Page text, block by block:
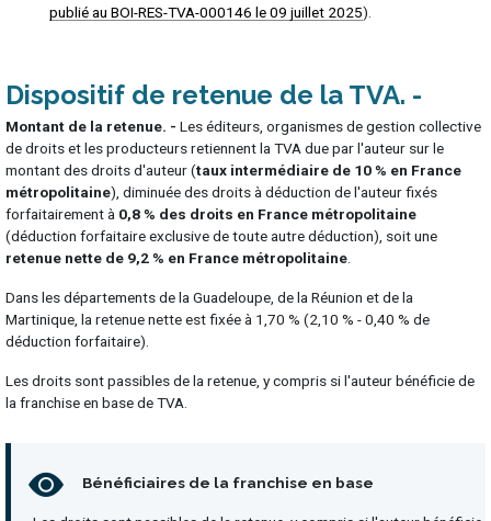
publié au BOI-RES-TVA-000146 le 09 juillet 2025).
Dispositif de retenue de la TVA
Montant de la retenue. - Les éditeurs, organismes de gestion collective
de droits et les producteurs retiennent la TVA due par l'auteur sur le
montant des droits d'auteur (taux intermédiaire de 10 % en France
métropolitaine), diminuée des droits à déduction de l'auteur fixés
forfaitairement à 0,8 % des droits en France métropolitaine
(déduction forfaitaire exclusive de toute autre déduction), soit une
retenue nette de 9,2 % en France métropolitaine
Dans les départements de la Guadeloupe, de la Réunion et de la
Martinique, la retenue nette est fixée à 1,70 % (2,10 % - 0,40 % de
déduction forfaitaire).
Les droits sont passibles de la retenue, y compris si l'auteur bénéficie de
la franchise en base de TVA.
Bénéficiaires de la franchise en base